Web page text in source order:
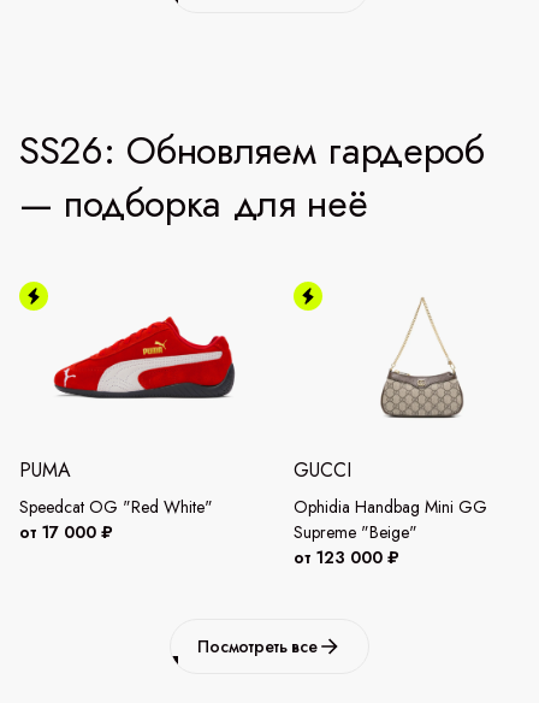
SS26: Обновляем гардероб
— подборка для неё
PUMA
Speedcat OG "Red White"
от 17 000 ₽
GUCCI
Ophidia Handbag Mini GG
Supreme "Beige"
от 123 000 ₽
Посмотреть все